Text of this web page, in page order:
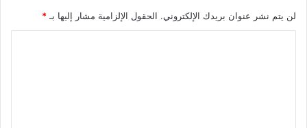
لن يتم نشر عنوان بريدك الإلكتروني. الحقول الإلزامية مشار إليها بـ *